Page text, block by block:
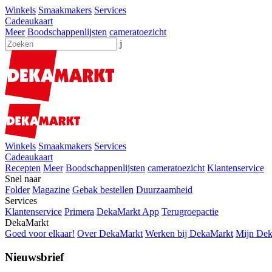
Winkels Smaakmakers Services
Cadeaukaart
Meer Boodschappenlijsten cameratoezicht
j
Winkels Smaakmakers Services
Cadeaukaart
Recepten Meer Boodschappenlijsten cameratoezicht Klantenservice
Snel naar
Folder Magazine Gebak bestellen Duurzaamheid
Services
Klantenservice Primera DekaMarkt App Terugroepactie
DekaMarkt
Goed voor elkaar! Over DekaMarkt Werken bij DekaMarkt Mijn
Nieuwsbrief